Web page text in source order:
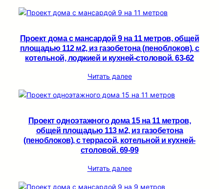
Проект дома с мансардой 9 на 11 метров, общей
площадью 112 м2, из газобетона (пеноблоков), c
котельной, лоджией и кухней-столовой. 63-62
Читать далее
Проект одноэтажного дома 15 на 11 метров,
общей площадью 113 м2, из газобетона
(пеноблоков), c террасой, котельной и кухней-
столовой. 69-99
Читать далее